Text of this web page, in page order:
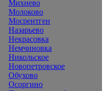
Михнево
Молоково
Мосрентген
Назарьево
Некрасовка
Немчиновка
Никольское
Новопетровское
Обухово
Осоргино